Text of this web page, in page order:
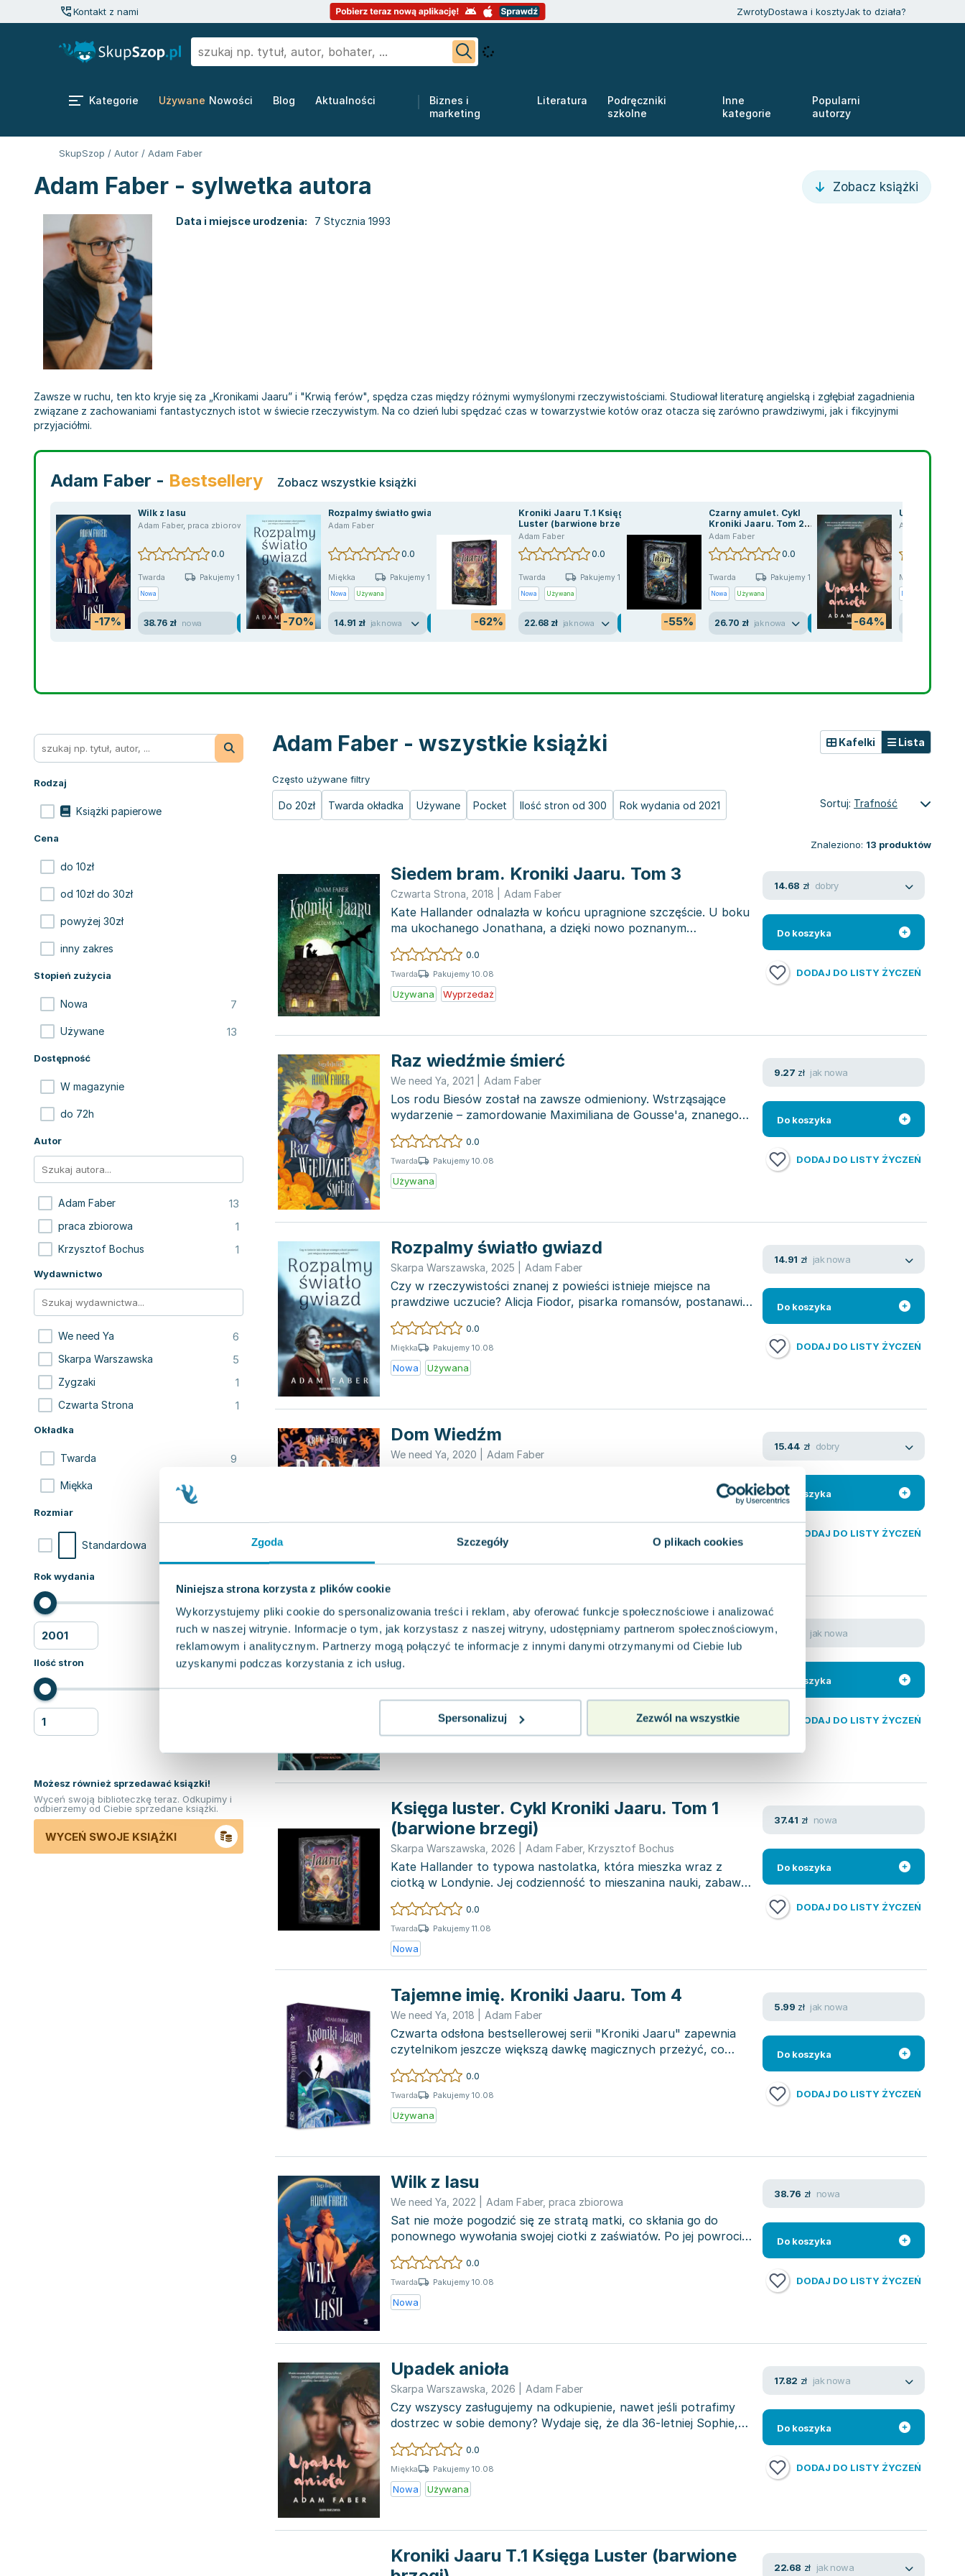
Zgoda Szczegóły O plikach cookies
Niniejsza strona korzysta z plików cookie
Wykorzystujemy pliki cookie do spersonalizowania treści i reklam, aby oferować funkcje społecznościowe i analizować
ruch w naszej witrynie. Informacje o tym, jak korzystasz z naszej witryny, udostępniamy partnerom społecznościowym,
reklamowym i analitycznym. Partnerzy mogą połączyć te informacje z innymi danymi otrzymanymi od Ciebie lub
uzyskanymi podczas korzystania z ich usług.
Spersonalizuj Zezwól na wszystkie
Kontakt z nami ZwrotyDostawa i kosztyJak to działa?
Kategorie Używane Nowości Blog Aktualności
Biznes i
marketing
Literatura
Podręczniki
szkolne
Inne
kategorie
Popularni
autorzy
SkupSzop / Autor / Adam Faber
Adam Faber - sylwetka autora Zobacz książki
Data i miejsce urodzenia: 7 Stycznia 1993
Zawsze w ruchu, ten kto kryje się za „Kronikami Jaaru” i "Krwią ferów", spędza czas między różnymi wymyślonymi rzeczywistościami. Studiował literaturę angielską i zgłębiał zagadnienia
związane z zachowaniami fantastycznych istot w świecie rzeczywistym. Na co dzień lubi spędzać czas w towarzystwie kotów oraz otacza się zarówno prawdziwymi, jak i fikcyjnymi
przyjaciółmi.
Adam Faber - Bestsellery Zobacz wszystkie książki
-17%
Wilk z lasu
Adam Faber, praca zbiorowa
0.0
Twarda Pakujemy 10.08
Nowa
38.76 zł nowa -70%
Rozpalmy światło gwiazd
Adam Faber
0.0
Miękka Pakujemy 10.08
Nowa Używana
14.91 zł jak nowa -62%
Kroniki Jaaru T.1 Księga
Luster (barwione brzegi)
Adam Faber
0.0
Twarda Pakujemy 10.08
Nowa Używana
22.68 zł jak nowa -55%
Czarny amulet. Cykl
Kroniki Jaaru. Tom 2
(barwione brzegi)
Adam Faber
0.0
Twarda Pakujemy 10.08
Nowa Używana
26.70 zł jak nowa -64%
Upadek anioła
Adam Faber
Miękka
Nowa
Rodzaj
Książki papierowe
Cena
do 10zł
od 10zł do 30zł
powyżej 30zł
inny zakres
Stopień zużycia
Nowa 7
Używane 13
Dostępność
W magazynie
do 72h
Autor
Adam Faber 13
praca zbiorowa 1
Krzysztof Bochus 1
Wydawnictwo
We need Ya 6
Skarpa Warszawska 5
Zygzaki 1
Czwarta Strona 1
Okładka
Twarda 9
Miękka
Rozmiar
Standardowa
Rok wydania
Ilość stron
Możesz również sprzedawać ksiązki!
Wyceń swoją biblioteczkę teraz. Odkupimy i
odbierzemy od Ciebie sprzedane książki.
WYCEŃ SWOJE KSIĄŻKI
Adam Faber - wszystkie książki
Często używane filtry
Do 20zł Twarda okładka Używane Pocket Ilość stron od 300 Rok wydania od 2021
Kafelki Lista
Sortuj: Trafność
Znaleziono: 13 produktów
Siedem bram. Kroniki Jaaru. Tom 3
Czwarta Strona 2018 Adam Faber
Kate Hallander odnalazła w końcu upragnione szczęście. U boku
ma ukochanego Jonathana, a dzięki nowo poznanym
przyjaciołom, spokoj...
0.0
Twarda Pakujemy 10.08
Używana Wyprzedaż
14.68 zł dobry
Do koszyka
DODAJ DO LISTY ŻYCZEŃ
Raz wiedźmie śmierć
We need Ya 2021 Adam Faber
Los rodu Biesów został na zawsze odmieniony. Wstrząsające
wydarzenie – zamordowanie Maximiliana de Gousse'a, znanego
czarownika –...
0.0
Twarda Pakujemy 10.08
Używana
9.27 zł jak nowa
Do koszyka
DODAJ DO LISTY ŻYCZEŃ
Rozpalmy światło gwiazd
Skarpa Warszawska 2025 Adam Faber
Czy w rzeczywistości znanej z powieści istnieje miejsce na
prawdziwe uczucie? Alicja Fiodor, pisarka romansów, postanawia
zaszyć s...
0.0
Miękka Pakujemy 10.08
Nowa Używana
14.91 zł jak nowa
Do koszyka
DODAJ DO LISTY ŻYCZEŃ
Dom Wiedźm
We need Ya 2020 Adam Faber
niezwykłą wyobraźnią w najnowszej odsłonie powieści. Kraina
15.44 zł dobry
Do koszyka
DODAJ DO LISTY ŻYCZEŃ
Szkoła duchów. Spookademia
Zygzaki ,2022| Adam Faber
Ta niezwykła placówka edukacyjna przypomina czasy Hogwartu,
po ni...
0.0
Pakujemy 10.08
6.75 jak nowa
Do koszyka
DODAJ DO LISTY ŻYCZEŃ
Księga luster. Cykl Kroniki Jaaru. Tom 1
(barwione brzegi)
Skarpa Warszawska 2026 Adam Faber, Krzysztof Bochus
Kate Hallander to typowa nastolatka, która mieszka wraz z
ciotką w Londynie. Jej codzienność to mieszanina nauki, zabawy i
młodzie...
0.0
Twarda Pakujemy 11.08
Nowa
37.41 zł nowa
Do koszyka
DODAJ DO LISTY ŻYCZEŃ
Tajemne imię. Kroniki Jaaru. Tom 4
We need Ya 2018 Adam Faber
Czwarta odsłona bestsellerowej serii "Kroniki Jaaru" zapewnia
czytelnikom jeszcze większą dawkę magicznych przeżyć, co
potwierdza...
0.0
Twarda Pakujemy 10.08
Używana
5.99 zł jak nowa
Do koszyka
DODAJ DO LISTY ŻYCZEŃ
Wilk z lasu
We need Ya 2022 Adam Faber, praca zbiorowa
Sat nie może pogodzić się ze stratą matki, co skłania go do
ponownego wywołania swojej ciotki z zaświatów. Po jej powrocie
do życi...
0.0
Twarda Pakujemy 10.08
Nowa
38.76 zł nowa
Do koszyka
DODAJ DO LISTY ŻYCZEŃ
Upadek anioła
Skarpa Warszawska 2026 Adam Faber
Czy wszyscy zasługujemy na odkupienie, nawet jeśli potrafimy
dostrzec w sobie demony? Wydaje się, że dla 36-letniej Sophie,
życia...
0.0
Miękka Pakujemy 10.08
Nowa Używana
17.82 zł jak nowa
Do koszyka
DODAJ DO LISTY ŻYCZEŃ
Kroniki Jaaru T.1 Księga Luster (barwione
22.68 zł jak nowa